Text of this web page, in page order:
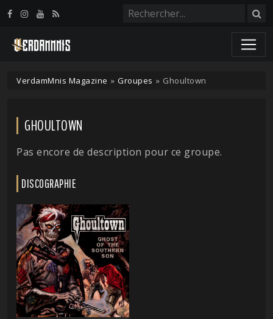
VerdamMnis Magazine » Groupes » Ghoultown
GHOULTOWN
Pas encore de description pour ce groupe.
DISCOGRAPHIE
Panneau de gestion des cookies